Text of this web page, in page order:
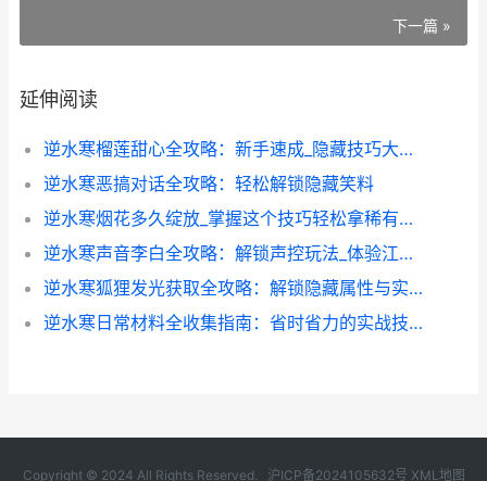
下一篇 »
延伸阅读
逆水寒榴莲甜心全攻略：新手速成_隐藏技巧大揭秘
逆水寒恶搞对话全攻略：轻松解锁隐藏笑料
逆水寒烟花多久绽放_掌握这个技巧轻松拿稀有道具_
逆水寒声音李白全攻略：解锁声控玩法_体验江湖最强音
逆水寒狐狸发光获取全攻略：解锁隐藏属性与实战技巧
逆水寒日常材料全收集指南：省时省力的实战技巧
Copyright © 2024 All Rights Reserved. 沪ICP备2024105632号 XML地图